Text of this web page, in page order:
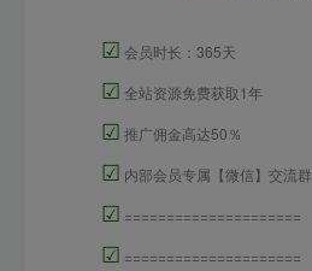
☑ 会员时长：365天
☑ 全站资源免费获取1年
☑ 推广佣金高达50％
☑ 内部会员专属【微信】交流群
☑ =====================
☑ =====================